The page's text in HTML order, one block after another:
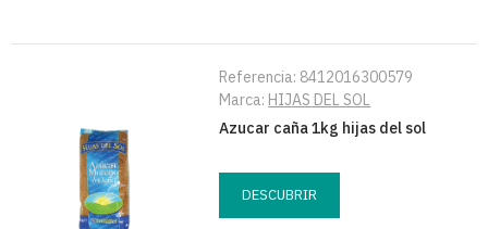
Referencia: 8412016300579
Marca: HIJAS DEL SOL
Azucar caña 1kg hijas del sol
DESCUBRIR